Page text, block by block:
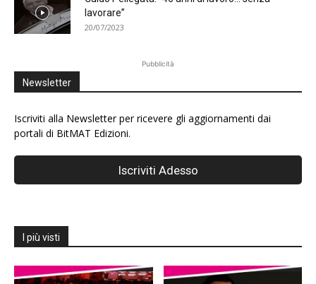
lavorare”
20/07/2023
Pubblicità
Newsletter
Iscriviti alla Newsletter per ricevere gli aggiornamenti dai
portali di BitMAT Edizioni.
I più visti